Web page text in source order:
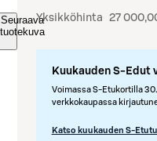
Seuraava
tuotekuva
Yksikköhinta 27
Kuukauden S-Edut
Voimassa S-Etukortilla
verkkokaupassa
Katso kuukauden S-